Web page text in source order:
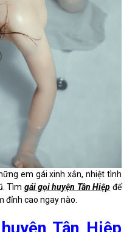
em gái xinh xắn, nhiệt tình
Tìm gái gọi huyện Tân Hiệp để
đỉnh cao ngay nào.